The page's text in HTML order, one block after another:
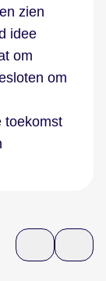
zien
idee
om
om
toekomst